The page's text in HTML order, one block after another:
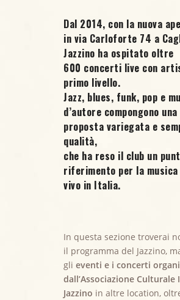
Dal 2014, con la nuova
in via Carloforte 74 a
Jazzino ha ospitato oltre
600 concerti live con
primo livello.
Jazz, blues, funk, pop e
d’autore compongono una
proposta variegata e
qualità,
che ha reso il club un
riferimento per la musica
vivo in Italia.
In questa sezione troverai
il programma del Jazzino,
gli eventi e i concerti
dall’Associazione Culturale
Jazzino in altre location,